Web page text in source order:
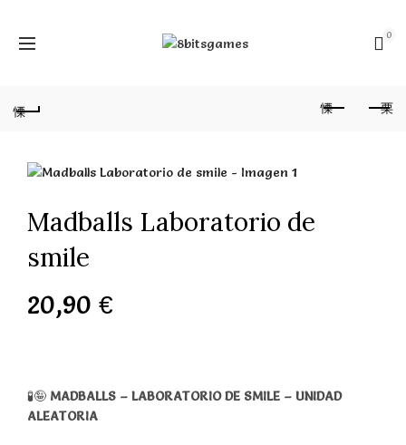
0
Madballs Laboratorio de
smile
20,90 €
🧪🤪 MADBALLS – LABORATORIO DE SMILE – UNIDAD
ALEATORIA